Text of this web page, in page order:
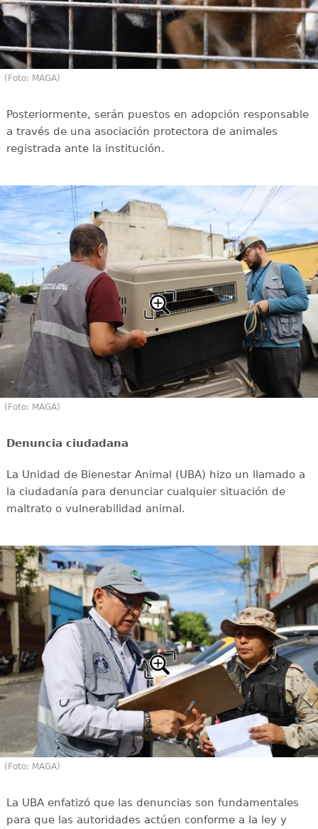
(Foto: MAGA)
Posteriormente, serán puestos en adopción responsable
a través de una asociación protectora de animales
registrada ante la institución.
(Foto: MAGA)
Denuncia ciudadana
La Unidad de Bienestar Animal (UBA) hizo un llamado a
la ciudadanía para denunciar cualquier situación de
maltrato o vulnerabilidad animal.
(Foto: MAGA)
La UBA enfatizó que las denuncias son fundamentales
para que las autoridades actúen conforme a la ley y